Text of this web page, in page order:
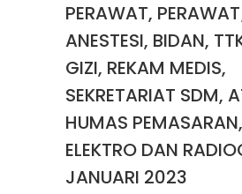
PERAWAT,
ANESTESI, BIDAN,
GIZI, REKAM MEDIS,
SEKRETARIAT SDM,
HUMAS
ELEKTRO DAN
JANUARI 2023